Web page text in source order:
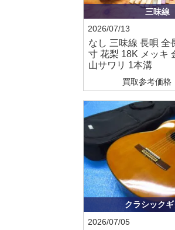
三味線
2026/07/13
なし 三味線 長唄 全
寸 花梨 18K メッキ
山サワリ 1本溝
買取参考価格
クラシック
2026/07/05